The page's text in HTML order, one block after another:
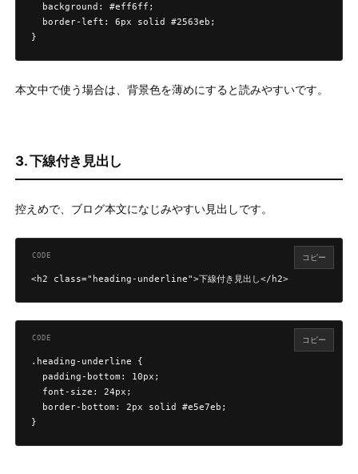
  background: #eff6ff;
  border-left: 6px solid #2563eb;
}
本文中で使う場合は、背景色を薄めにすると読みやすいです。
3. 下線付き見出し
控えめで、ブログ本文になじみやすい見出しです。
<h2 class="heading-underline">下線付き見出し</h2>
コピー
.heading-underline {
  padding-bottom: 10px;
  font-size: 24px;
  border-bottom: 2px solid #e5e7eb;
}
コピー